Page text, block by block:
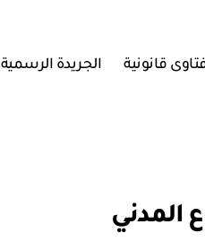
قانونية الجريدة الرسمية